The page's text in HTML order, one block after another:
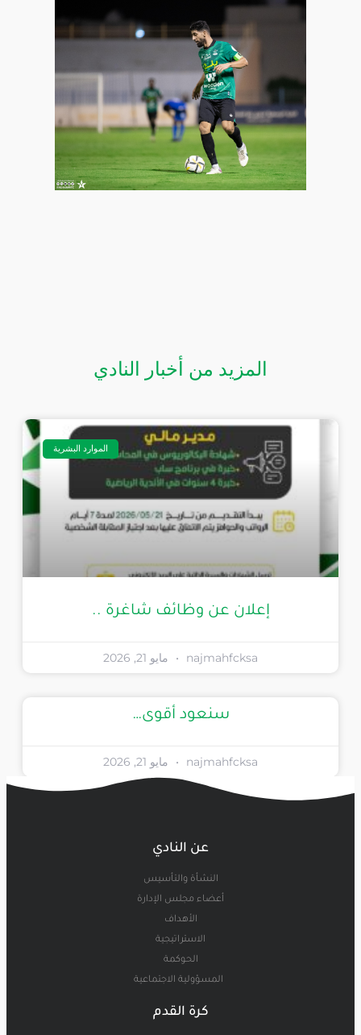
المزيد من أخبار النادي
الموارد البشرية
إعلان عن وظائف شاغرة ..
najmahfcksa مايو 21, 2026
سنعود أقوى…
najmahfcksa مايو 21, 2026
عن النادي
النشأة والتأسيس
أعضاء مجلس الإدارة
الأهداف
الاستراتيجية
الحوكمة
المسؤولية الاجتماعية
كرة القدم